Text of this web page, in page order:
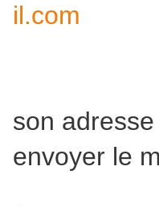
il.com
son
envoyer le